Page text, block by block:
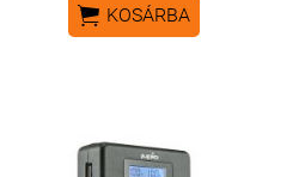
 KOSÁRBA